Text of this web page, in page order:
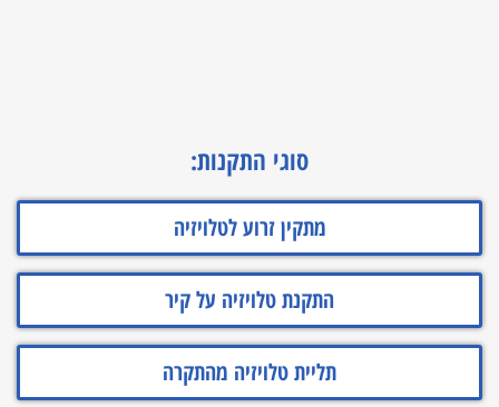
סוגי התקנות:
מתקין זרוע לטלויזיה
התקנת טלויזיה על קיר
תליית טלויזיה מהתקרה